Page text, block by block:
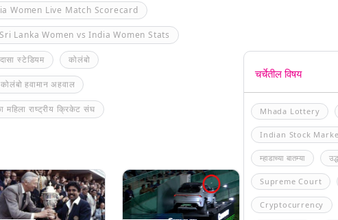
Women Live Match Scorecard
Sri Lanka Women vs India Women Stats
स्टेडियम कोलंबो
कोलंबो हवामान अहवाल
महिला राष्ट्रीय क्रिकेट संघ
चर्चेतील विषय
Mhada Lottery
Indian Stock
म्हाडाच्या बातम्या
Supreme Court
Cryptocurrency